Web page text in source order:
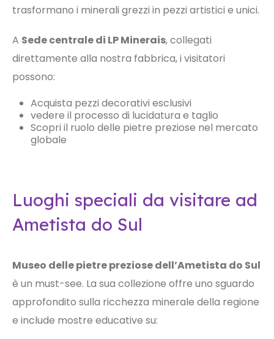
trasformano i minerali grezzi in pezzi artistici e unici.
A Sede centrale di LP Minerais, collegati
direttamente alla nostra fabbrica, i visitatori
possono:
Acquista pezzi decorativi esclusivi
vedere il processo di lucidatura e taglio
Scopri il ruolo delle pietre preziose nel mercato
globale
Luoghi speciali da visitare ad
Ametista do Sul
Museo delle pietre preziose dell’Ametista do Sul
è un must-see. La sua collezione offre uno sguardo
approfondito sulla ricchezza minerale della regione
e include mostre educative su: